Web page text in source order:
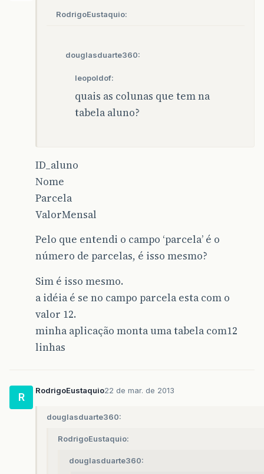
RodrigoEustaquio:
douglasduarte360:
leopoldof:
quais as colunas que tem na
tabela aluno?
ID_aluno
Nome
Parcela
ValorMensal
Pelo que entendi o campo ‘parcela’ é o
número de parcelas, é isso mesmo?
Sim é isso mesmo.
a idéia é se no campo parcela esta com o
valor 12.
minha aplicação monta uma tabela com12
linhas
R
RodrigoEustaquio22 de mar. de 2013
douglasduarte360:
RodrigoEustaquio:
douglasduarte360: